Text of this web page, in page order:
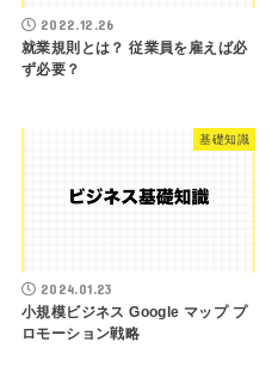
2022.12.26
就業規則とは？ 従業員を雇えば必
ず必要？
基礎知識
2024.01.23
小規模ビジネス Google マップ プ
ロモーション戦略